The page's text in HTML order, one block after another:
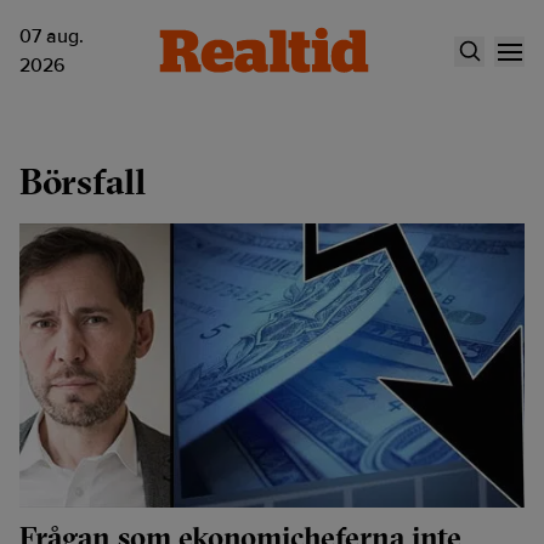
07 aug.
2026
Börsfall
Frågan som ekonomicheferna inte